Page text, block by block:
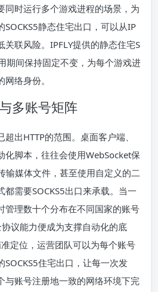
同时运行多个游戏进程的场景，为
静态住宅出口，可以从IP
关联风险。IPFLY提供的静态住宅S
期间保持固定不变，为每个游戏进
络身份。
多账号矩阵
出HTTP的范围。桌面客户端、
化脚本，往往会使用WebSocket保
输媒体文件，甚至使用自定义的二
需要SOCKS5出口来承载。当一
管理数十个分布在不同国家的账号
议能力便成为支撑自动化的底
定位，运营团队可以为每个账号
住宅出口，让每一次发
与账号注册地一致的网络环境下完